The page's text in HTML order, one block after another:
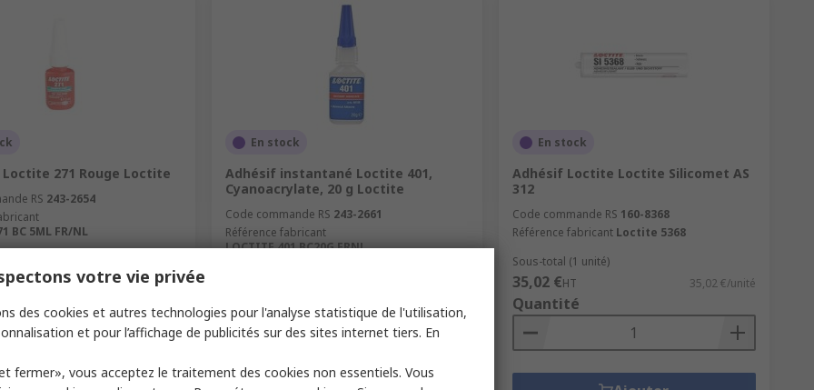
271 Rouge Loctite
RS 243-2654
BC 5ML FR/NL
9,29 €/unité
En stock
Adhésif instantané Loctite 401,
Cyanoacrylate, 20 g Loctite
Code commande RS 243-2661
Référence fabricant
LOCTITE 401 BC20G FRNL
Quantité
En stock
Adhésif Loctite Loctite Silicomet AS
312
Code commande RS 160-8368
Référence fabricant Loctite 5368
Sous-total (1 unité)
35,02 €HT 35,02 €/unité
Quantité
votre vie privée
des cookies et autres technologies pour l'analyse statistique de l'utilisation,
et pour l’affichage de publicités sur des sites internet tiers. En
fermer», vous acceptez le traitement des cookies non essentiels. Vous